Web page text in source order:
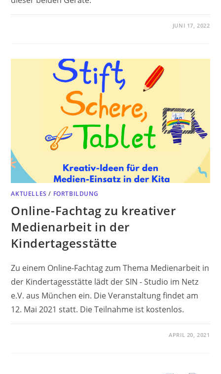
JUNI 17, 2022
AKTUELLES / FORTBILDUNG
Online-Fachtag zu kreativer
Medienarbeit in der
Kindertagesstätte
Zu einem Online-Fachtag zum Thema Medienarbeit in
der Kindertagesstätte lädt der SIN - Studio im Netz
e.V. aus München ein. Die Veranstaltung findet am
12. Mai 2021 statt. Die Teilnahme ist kostenlos.
APRIL 20, 2021